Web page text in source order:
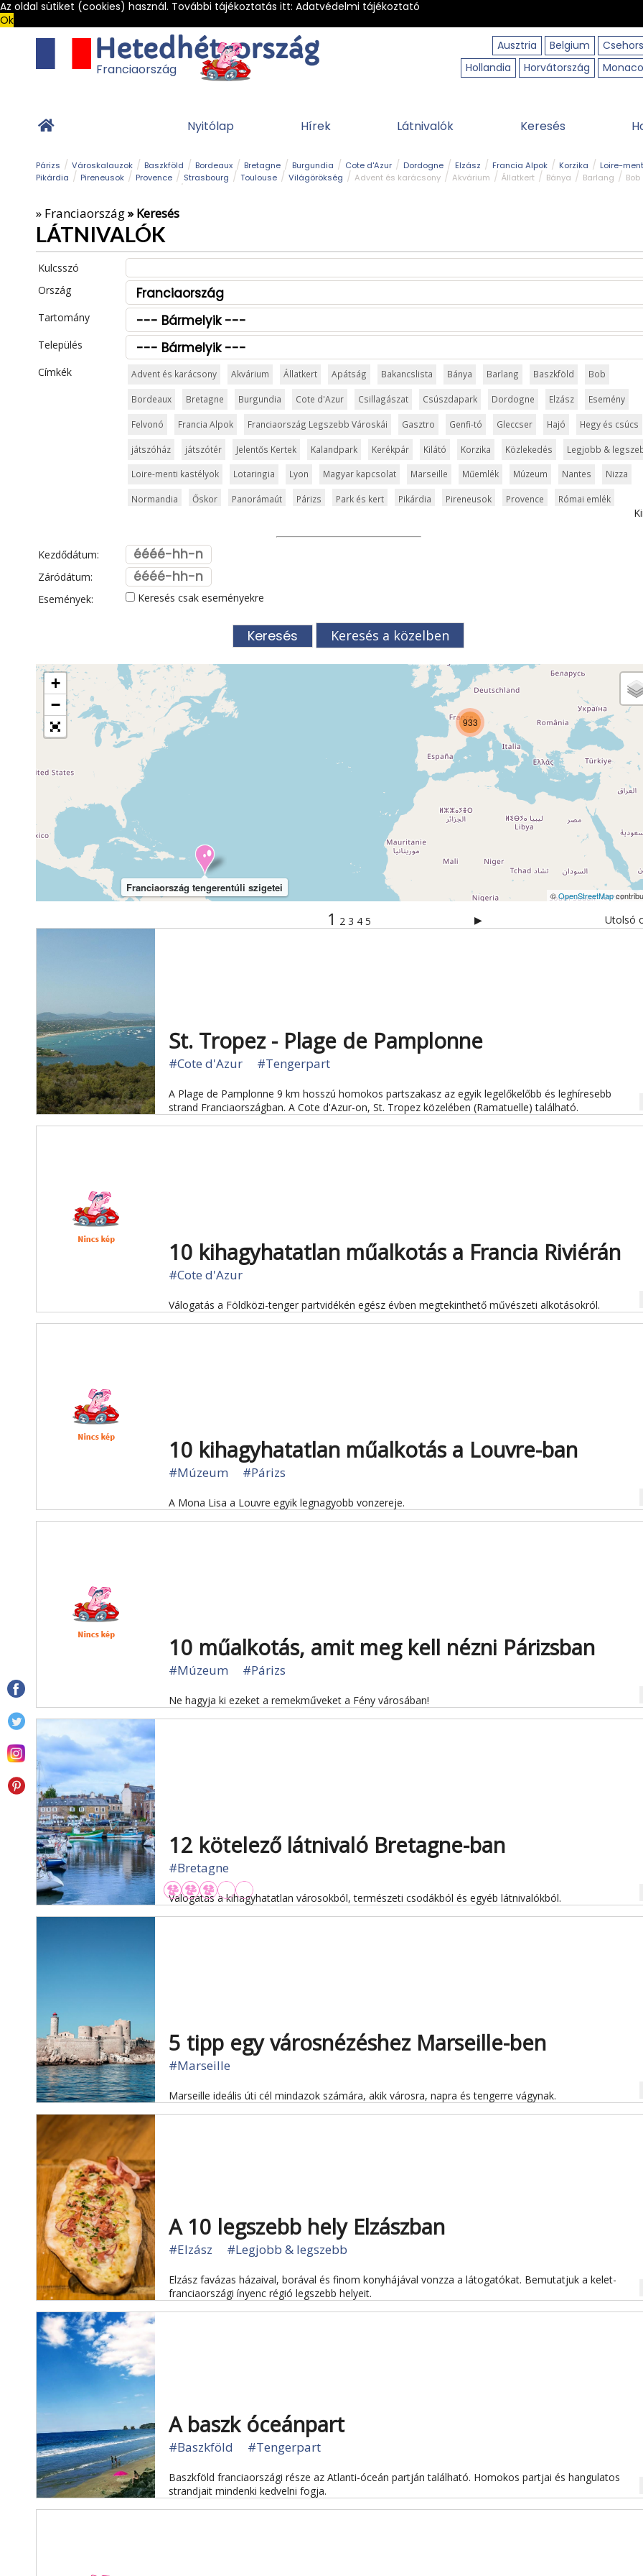
Az oldal sütiket (cookies) használ. További tájékoztatás itt: Adatvédelmi tájékoztató
Ok
Ausztria
Belgium
Hollandia
Horvátország Monaco
Franciaország
Nyitólap Hírek Látnivalók Keresés
Párizs Városkalauzok Baszkföld Bordeaux Bretagne Burgundia Cote d'Azur Dordogne Elzász Francia Alpok Korzika Loire-
Pikárdia
Pireneusok Provence Strasbourg Toulouse Világörökség Advent és karácsony Akvárium Állatkert Bánya Barlang Bob
Sziget
Szirt és fok Szurdok Tavak
» Franciaország» Keresés
LÁTNIVALÓK
Kulcsszó
Ország
Tartomány
Település
Címkék
Advent és karácsony Akvárium Állatkert Apátság Bakancslista Bánya Barlang Baszkföld Bob
Bordeaux Bretagne Burgundia Cote d'Azur Csillagászat Csúszdapark Dordogne Elzász Esemény
Felvonó Francia Alpok Franciaország Legszebb Városkái Gasztro Genfi-tó Gleccser Hajó Hegy és csúcs
játszóház játszótér Jelentős Kertek Kalandpark Kerékpár Kilátó Korzika Közlekedés Legjobb &
Loire-menti kastélyok Lotaringia Lyon Magyar kapcsolat Marseille Műemlék Múzeum Nantes Nizza
Normandia Őskor Panorámaút Párizs Park és kert Pikárdia Pireneusok Provence Római emlék
Templom és kolostor
Városkalauzok
Kezdődátum:
Záródátum:
Események:
Keresés csak eseményekre
Keresés a közelben
933
Franciaország tengerentúli szigetei
+
−
©OpenStreetMap
1 2 3 4 5 ▶ Utolsó
St. Tropez - Plage de Pamplonne
#Cote d'Azur #Tengerpart
A Plage de Pamplonne 9 km hosszú homokos partszakasz az egyik legelőkelőbb és leghíresebb
strand Franciaországban. A Cote d'Azur-on, St. Tropez közelében (Ramatuelle) található.
10 kihagyhatatlan műalkotás a Francia Riviérán
#Cote d'Azur
Válogatás a Földközi-tenger partvidékén egész évben megtekinthető művészeti alkotásokról.
10 kihagyhatatlan műalkotás a Louvre-ban
#Múzeum #Párizs
A Mona Lisa a Louvre egyik legnagyobb vonzereje.
10 műalkotás, amit meg kell nézni Párizsban
#Múzeum #Párizs
Ne hagyja ki ezeket a remekműveket a Fény városában!
12 kötelező látnivaló Bretagne-ban
#Bretagne
Válogatás a kihagyhatatlan városokból, természeti csodákból és egyéb látnivalókból.
5 tipp egy városnézéshez Marseille-ben
#Marseille
Marseille ideális úti cél mindazok számára, akik városra, napra és tengerre vágynak.
A 10 legszebb hely Elzászban
#Elzász #Legjobb & legszebb
Elzász favázas házaival, borával és finom konyhájával vonzza a látogatókat. Bemutatjuk a kelet-
franciaországi ínyenc régió legszebb helyeit.
A baszk óceánpart
#Baszkföld #Tengerpart
Baszkföld franciaországi része az Atlanti-óceán partján található. Homokos partjai és hangulatos
strandjait mindenki kedvelni fogja.